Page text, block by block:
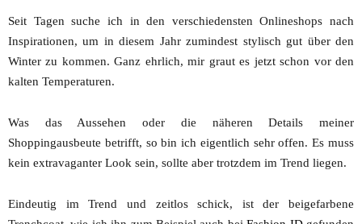
Seit Tagen suche ich in den verschiedensten Onlineshops nach
Inspirationen, um in diesem Jahr zumindest stylisch gut über den
Winter zu kommen. Ganz ehrlich, mir graut es jetzt schon vor den
kalten Temperaturen.
Was das Aussehen oder die näheren Details meiner
Shoppingausbeute betrifft, so bin ich eigentlich sehr offen. Es muss
kein extravaganter Look sein, sollte aber trotzdem im Trend liegen.
Eindeutig im Trend und zeitlos schick, ist der beigefarbene